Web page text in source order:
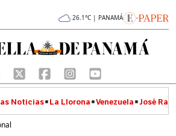
26.1°C | PANAMÁ
Noticias La Llorona Venezuela José